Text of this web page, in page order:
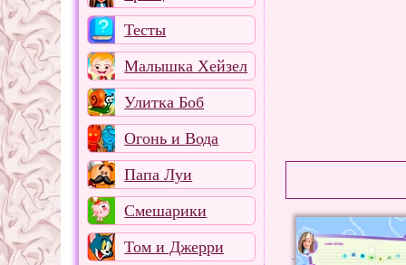
Тесты
Малышка Хейзел
Улитка Боб
Огонь и Вода
Папа Луи
Смешарики
Том и Джерри